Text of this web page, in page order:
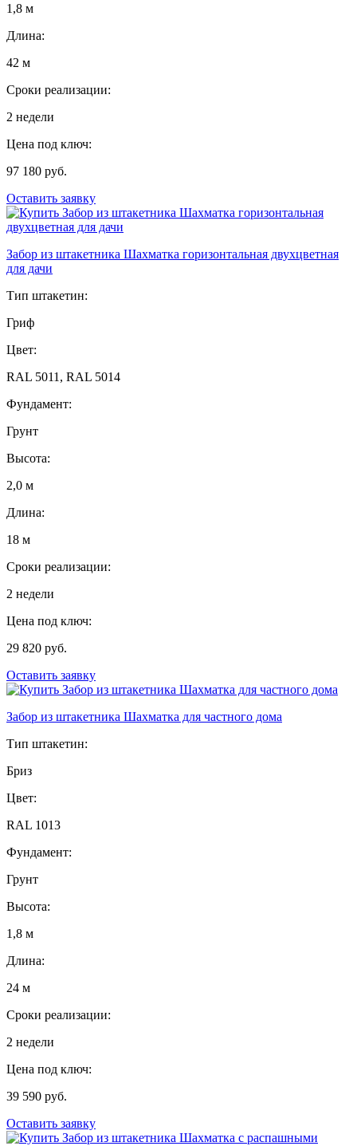
1,8 м
Длина:
42 м
Сроки реализации:
2 недели
Цена под ключ:
97 180 руб.
Оставить заявку
Забор из штакетника Шахматка горизонтальная двухцветная
для дачи
Тип штакетин:
Гриф
Цвет:
RAL 5011, RAL 5014
Фундамент:
Грунт
Высота:
2,0 м
Длина:
18 м
Сроки реализации:
2 недели
Цена под ключ:
29 820 руб.
Оставить заявку
Забор из штакетника Шахматка для частного дома
Тип штакетин:
Бриз
Цвет:
RAL 1013
Фундамент:
Грунт
Высота:
1,8 м
Длина:
24 м
Сроки реализации:
2 недели
Цена под ключ:
39 590 руб.
Оставить заявку